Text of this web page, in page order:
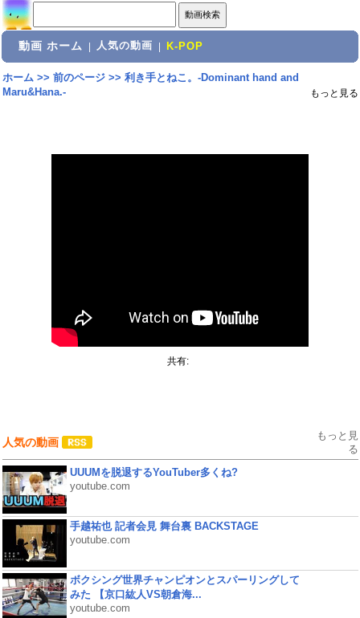
動画 ホーム 人気の動画 K-POP
ホーム>> 前のページ>> 利き手とねこ。-Dominant hand and
Maru&Hana.-
もっと見る
共有:
人気の動画
もっと見
る
UUUMを脱退するYouTuber多くね?
youtube.com
手越祐也 記者会見 舞台裏 BACKSTAGE
youtube.com
ボクシング世界チャンピオンとスパーリングして
みた 【京口紘人VS朝倉海...
youtube.com